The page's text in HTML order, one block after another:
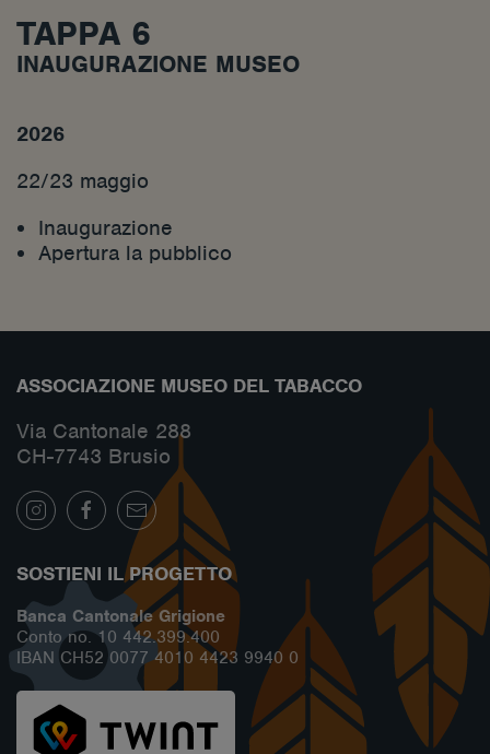
TAPPA 6
INAUGURAZIONE MUSEO
2026
22/23 maggio
Inaugurazione
Apertura la pubblico
ASSOCIAZIONE MUSEO DEL TABACCO
Via Cantonale 288
CH-7743 Brusio
SOSTIENI IL PROGETTO
Banca Cantonale Grigione
Conto no. 10 442.399.400
IBAN CH52 0077 4010 4423 9940 0